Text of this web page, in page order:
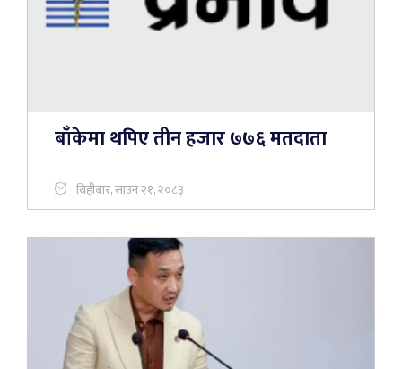
बाँकेमा थपिए तीन हजार ७७६ मतदाता
बिहीबार, साउन २१, २०८३